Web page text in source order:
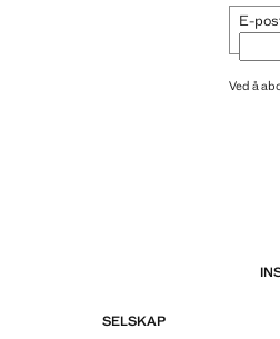
E-
Ved å
SELSKAP